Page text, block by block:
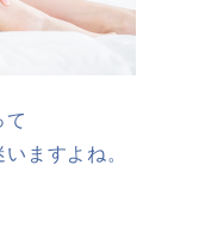
て
ますよね。